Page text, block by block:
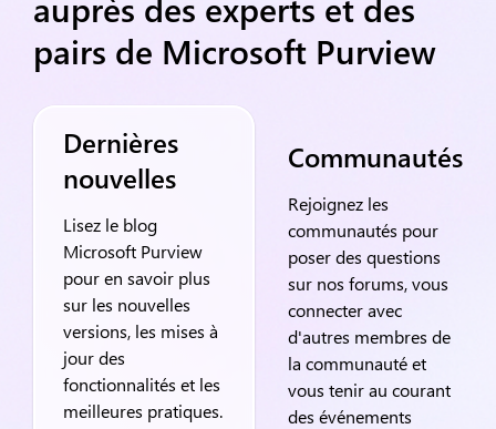
auprès des experts et des
pairs de Microsoft Purview
Dernières
nouvelles
Lisez le blog
Microsoft Purview
pour en savoir plus
sur les nouvelles
versions, les mises à
jour des
fonctionnalités et les
meilleures pratiques.
Communautés
Rejoignez les
communautés pour
poser des questions
sur nos forums, vous
connecter avec
d'autres membres de
la communauté et
vous tenir au courant
des événements